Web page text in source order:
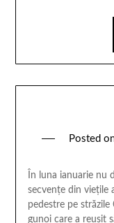
Posted
În luna ianuarie nu
secvențe din viețile
pedestre pe
gunoi care a reușit